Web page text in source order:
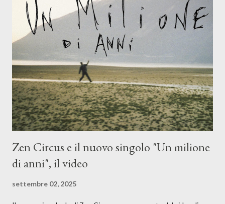
Dicevamo. Ed è da qui che il nostro inizia questo concept
musicale, con " Che ora è" , raccontando la separazione dalla
moglie, del senso di sconfitta e del caldo afoso che opprime,
giusta condizione di sopraffazione: "Non so che ora è, che giorno
è, di questa estate che...". E' raro fare uscire come singolo una
cover, ma...
Zen Circus e il nuovo singolo "Un milione
di anni", il video
settembre 02, 2025